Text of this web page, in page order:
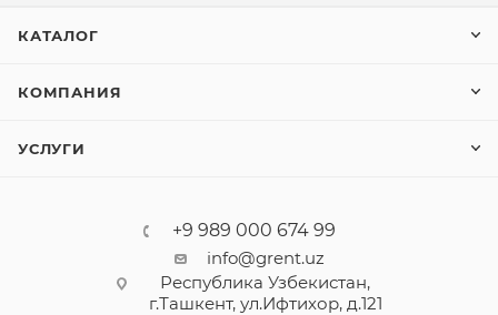
КАТАЛОГ
КОМПАНИЯ
УСЛУГИ
+9 989 000 674 99
info@grent.uz
Республика Узбекистан,
г.Ташкент, ул.Ифтихор, д.121